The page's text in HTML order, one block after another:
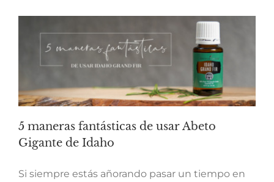
5 maneras fantásticas de usar Abeto
Gigante de Idaho
Si siempre estás añorando pasar un tiempo en